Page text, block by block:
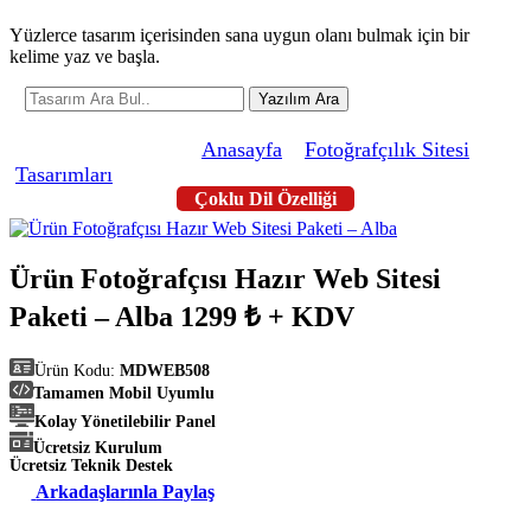
Yüzlerce tasarım içerisinden sana uygun olanı bulmak için bir
kelime yaz ve başla.
Yazılım Ara
Anasayfa
Fotoğrafçılık Sitesi
Tasarımları
Çoklu Dil Özelliği
Ürün Fotoğrafçısı Hazır Web Sitesi
Paketi – Alba 1299 ₺ + KDV
Ürün Kodu: MDWEB508
Tamamen Mobil Uyumlu
Kolay Yönetilebilir Panel
Ücretsiz Kurulum
Ücretsiz Teknik Destek
Arkadaşlarınla Paylaş